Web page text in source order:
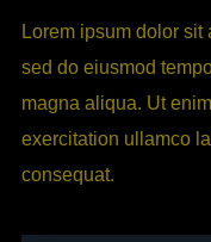
Lorem ipsum dolor
sed do eiusmod
magna aliqua. Ut
exercitation ullamco
consequat.